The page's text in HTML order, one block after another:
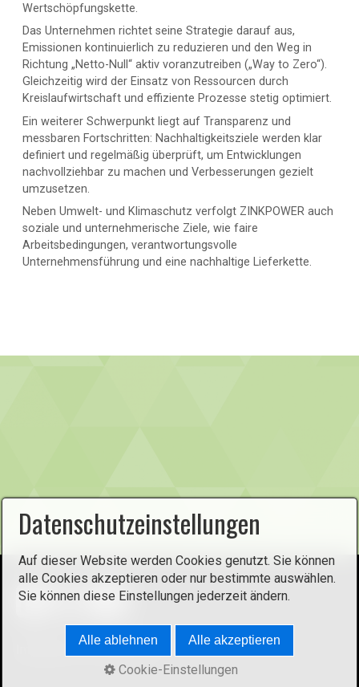
Wertschöpfungskette.
Das Unternehmen richtet seine Strategie darauf aus,
Emissionen kontinuierlich zu reduzieren und den Weg in
Richtung „Netto-Null“ aktiv voranzutreiben („Way to Zero“).
Gleichzeitig wird der Einsatz von Ressourcen durch
Kreislaufwirtschaft und effiziente Prozesse stetig optimiert.
Ein weiterer Schwerpunkt liegt auf Transparenz und
messbaren Fortschritten: Nachhaltigkeitsziele werden klar
definiert und regelmäßig überprüft, um Entwicklungen
nachvollziehbar zu machen und Verbesserungen gezielt
umzusetzen.
Neben Umwelt- und Klimaschutz verfolgt ZINKPOWER auch
soziale und unternehmerische Ziele, wie faire
Arbeitsbedingungen, verantwortungsvolle
Unternehmensführung und eine nachhaltige Lieferkette.
Datenschutzeinstellungen
Auf dieser Website werden Cookies genutzt. Sie können
alle Cookies akzeptieren oder nur bestimmte auswählen.
Sie können diese Einstellungen jederzeit ändern.
Alle ablehnen Alle akzeptieren
Cookie-Einstellungen